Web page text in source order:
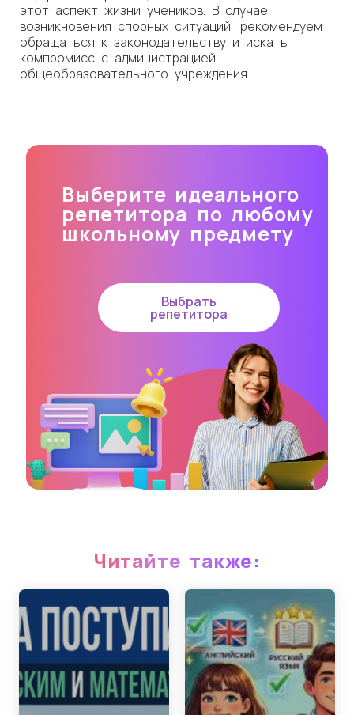
этот аспект жизни учеников. В случае
возникновения спорных ситуаций, рекомендуем
обращаться к законодательству и искать
компромисс с администрацией
общеобразовательного учреждения.
Выберите идеального
репетитора по любому
школьному предмету
Выбрать
репетитора
Читайте также: